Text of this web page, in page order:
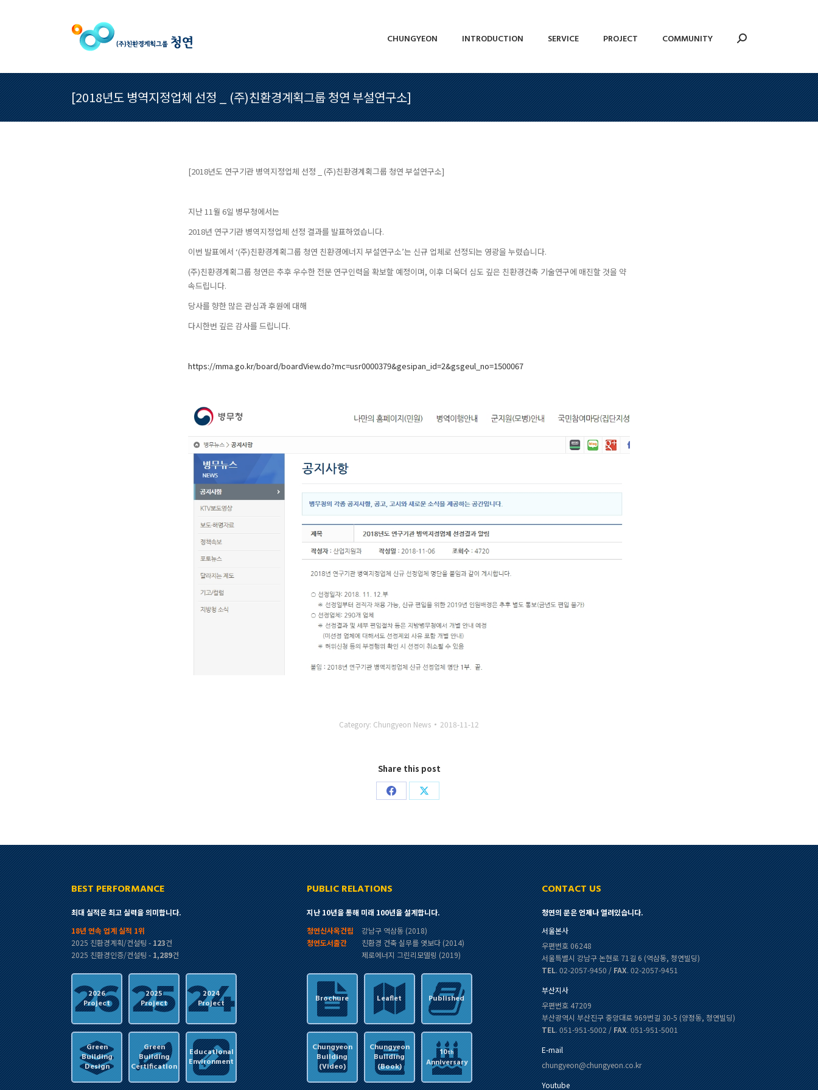
CHUNGYEON INTRODUCTION SERVICE PROJECT COMMUNITY Search:
[2018년도 병역지정업체 선정 _ (주)친환경계획그룹 청연 부설연구소]
[2018년도 연구기관 병역지정업체 선정 _ (주)친환경계획그룹 청연 부설연구소]
지난 11월 6일 병무청에서는
2018년 연구기관 병역지정업체 선정 결과를 발표하였습니다.
이번 발표에서 ‘(주)친환경계획그룹 청연 친환경에너지 부설연구소’는 신규 업체로 선정되는 영광을 누렸습니다.
(주)친환경계획그룹 청연은 추후 우수한 전문 연구인력을 확보할 예정이며, 이후 더욱더 심도 깊은 친환경건축 기술연구에 매진할 것을 약
속드립니다.
당사를 향한 많은 관심과 후원에 대해
다시한번 깊은 감사를 드립니다.
https://mma.go.kr/board/boardView.do?mc=usr0000379&gesipan_id=2&gsgeul_no=1500067
Category: Chungyeon News 2018-11-12
Share this post
Share Share
BEST PERFORMANCE
최대 실적은 최고 실력을 의미합니다.
18년 연속 업계 실적 1위
2025 친환경계획/컨설팅 -123건
2025 친환경인증/컨설팅 -1,289건
2026
Project
2025
Project
2024
Project
Green
Building
Design
Green
Building
Certification
Educational
Environment
PUBLIC RELATIONS
지난 10년을 통해 미래 100년을 설계합니다.
청연신사옥건립
강남구 역삼동 (2018)
청연도서출간
친환경 건축 실무를 엿보다 (2014)
제로에너지 그린리모델링 (2019)
Brochure Leaflet Published
Chungyeon
Building
(Video)
Chungyeon
Building
(Book)
10th
Anniversary
CONTACT US
청연의 문은 언제나 열려있습니다.
서울본사
우편번호 06248
서울특별시 강남구 논현로 71길 6 (역삼동, 청연빌딩)
TEL. 02-2057-9450 /FAX. 02-2057-9451
부산지사
우편번호 47209
부산광역시 부산진구 중앙대로 969번길 30-5 (양정동, 청연빌딩)
TEL. 051-951-5002 /FAX. 051-951-5001
E-mail
chungyeon@chungyeon.co.kr
Youtube